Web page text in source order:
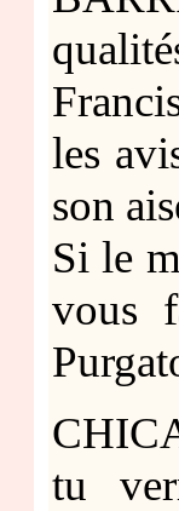
les
son
Si le
vous
tu